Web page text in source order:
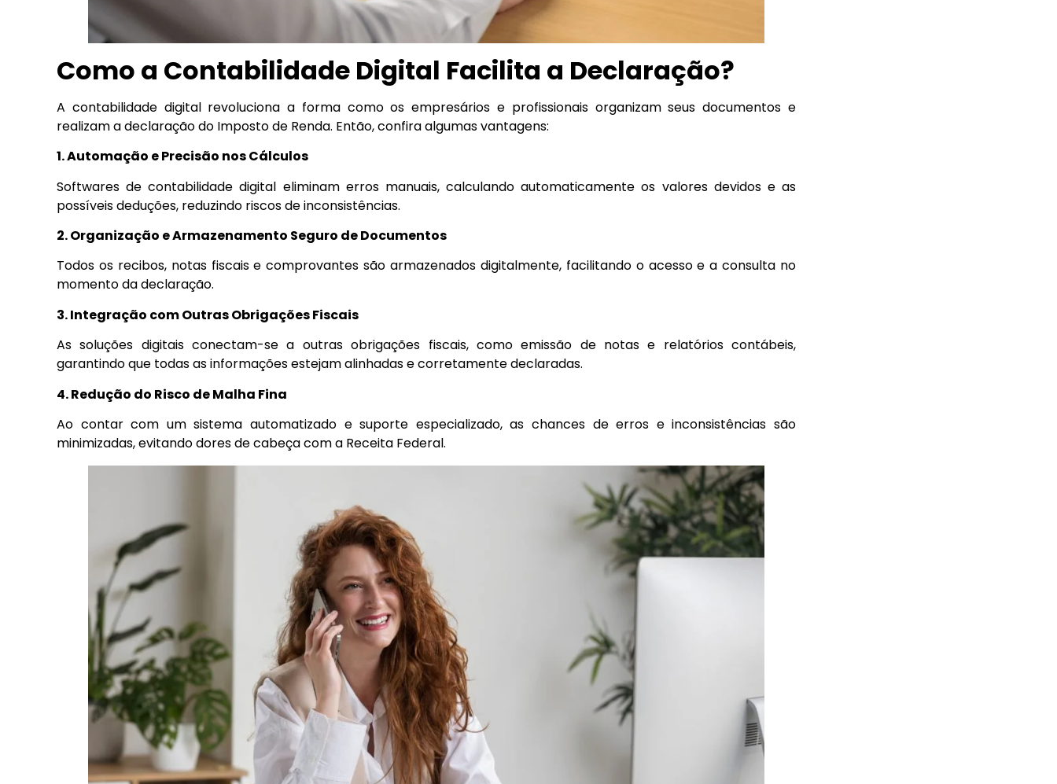
Como a Contabilidade Digital Facilita a Declaração?
A contabilidade digital revoluciona a forma como os empresários e profissionais organizam seus documentos e
realizam a declaração do Imposto de Renda. Então, confira algumas vantagens:
1. Automação e Precisão nos Cálculos
Softwares de contabilidade digital eliminam erros manuais, calculando automaticamente os valores devidos e as
possíveis deduções, reduzindo riscos de inconsistências.
2. Organização e Armazenamento Seguro de Documentos
Todos os recibos, notas fiscais e comprovantes são armazenados digitalmente, facilitando o acesso e a consulta no
momento da declaração.
3. Integração com Outras Obrigações Fiscais
As soluções digitais conectam-se a outras obrigações fiscais, como emissão de notas e relatórios contábeis,
garantindo que todas as informações estejam alinhadas e corretamente declaradas.
4. Redução do Risco de Malha Fina
Ao contar com um sistema automatizado e suporte especializado, as chances de erros e inconsistências são
minimizadas, evitando dores de cabeça com a Receita Federal.